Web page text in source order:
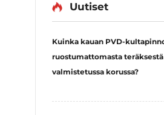
Uutiset
Kuinka kauan PVD-
ruostumattomasta teräksestä
valmistetussa korussa?